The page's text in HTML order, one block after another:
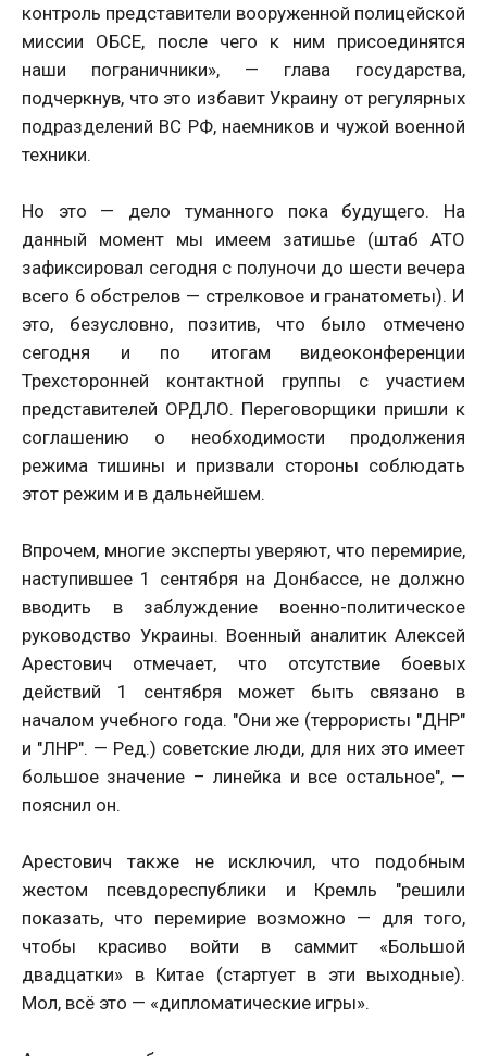
контроль представители вооруженной полицейской
миссии ОБСЕ, после чего к ним присоединятся
наши пограничники», — глава государства,
подчеркнув, что это избавит Украину от регулярных
подразделений ВС РФ, наемников и чужой военной
техники.
Но это — дело туманного пока будущего. На
данный момент мы имеем затишье (штаб АТО
зафиксировал сегодня с полуночи до шести вечера
всего 6 обстрелов — стрелковое и гранатометы). И
это, безусловно, позитив, что было отмечено
сегодня и по итогам видеоконференции
Трехсторонней контактной группы с участием
представителей ОРДЛО. Переговорщики пришли к
соглашению о необходимости продолжения
режима тишины и призвали стороны соблюдать
этот режим и в дальнейшем.
Впрочем, многие эксперты уверяют, что перемирие,
наступившее 1 сентября на Донбассе, не должно
вводить в заблуждение военно-политическое
руководство Украины. Военный аналитик Алексей
Арестович отмечает, что отсутствие боевых
действий 1 сентября может быть связано в
началом учебного года. "Они же (террористы "ДНР"
и "ЛНР". — Ред.) советские люди, для них это имеет
большое значение – линейка и все остальное", —
пояснил он.
Арестович также не исключил, что подобным
жестом псевдореспублики и Кремль "решили
показать, что перемирие возможно — для того,
чтобы красиво войти в саммит «Большой
двадцатки» в Китае (стартует в эти выходные).
Мол, всё это — «дипломатические игры».